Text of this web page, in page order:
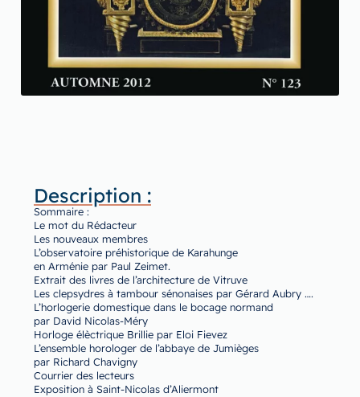
Description :
Sommaire :
Le mot du Rédacteur
Les nouveaux membres
L’observatoire préhistorique de Karahunge
en Arménie par Paul Zeimet.
Extrait des livres de l’architecture de Vitruve
Les clepsydres à tambour sénonaises par Gérard Aubry ….
L’horlogerie domestique dans le bocage normand
par David Nicolas-Méry
Horloge élèctrique Brillie par Eloi Fievez
L’ensemble horologer de l’abbaye de Jumièges
par Richard Chavigny
Courrier des lecteurs
Exposition à Saint-Nicolas d’Aliermont